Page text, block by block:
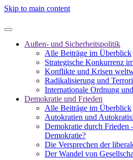
Skip to main content
Außen- und Sicherheitspolitik
Alle Beiträge im Überblick
Strategische Konkurrenz
Konflikte und Krisen
Radikalisierung und
Internationale Ordnung
Demokratie und Frieden
Alle Beiträge im Überblick
Autokratien und
Demokratie durch Frieden
Demokratie?
Die Versprechen der
Der Wandel von